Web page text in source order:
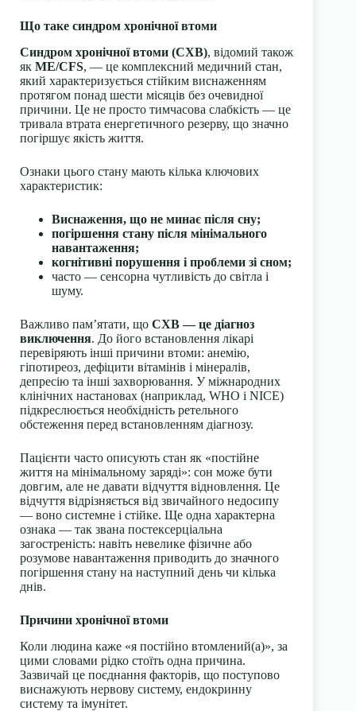
Що таке синдром хронічної втоми
Синдром хронічної втоми (СХВ), відомий також
як ME/CFS, — це комплексний медичний стан,
який характеризується стійким виснаженням
протягом понад шести місяців без очевидної
причини. Це не просто тимчасова слабкість — це
тривала втрата енергетичного резерву, що значно
погіршує якість життя.
Ознаки цього стану мають кілька ключових
характеристик:
Виснаження, що не минає після сну;
погіршення стану після мінімального
навантаження;
когнітивні порушення і проблеми зі сном;
часто — сенсорна чутливість до світла і
шуму.
Важливо пам’ятати, що СХВ — це діагноз
виключення. До його встановлення лікарі
перевіряють інші причини втоми: анемію,
гіпотиреоз, дефіцити вітамінів і мінералів,
депресію та інші захворювання. У міжнародних
клінічних настановах (наприклад, WHO і NICE)
підкреслюється необхідність ретельного
обстеження перед встановленням діагнозу.
Пацієнти часто описують стан як «постійне
життя на мінімальному заряді»: сон може бути
довгим, але не давати відчуття відновлення. Це
відчуття відрізняється від звичайного недосипу
— воно системне і стійке. Ще одна характерна
ознака — так звана постексерціальна
загостреність: навіть невелике фізичне або
розумове навантаження приводить до значного
погіршення стану на наступний день чи кілька
днів.
Причини хронічної втоми
Коли людина каже «я постійно втомлений(а)», за
цими словами рідко стоїть одна причина.
Зазвичай це поєднання факторів, що поступово
виснажують нервову систему, ендокринну
систему та імунітет.